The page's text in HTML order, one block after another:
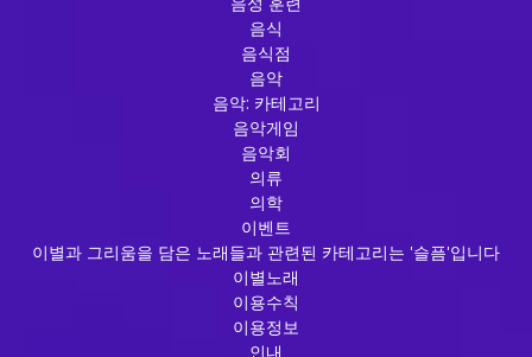
음식
음식점
음악
음악: 카테고리
음악게임
음악회
의류
의학
이벤트
이별과 그리움을 담은 노래들과 관련된 카테고리는 '슬픔'입니다
이별노래
이용수칙
이용정보
인내